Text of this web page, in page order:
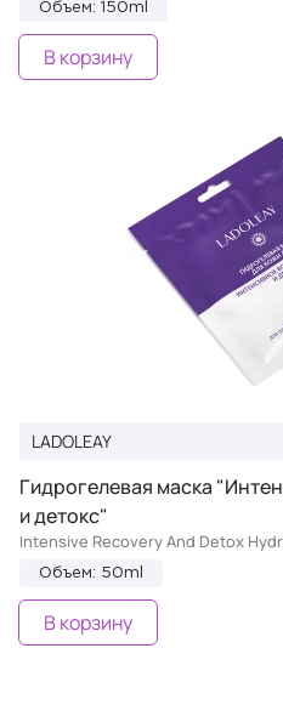
Объем: 150ml
В корзину
LADOLEAY
Гидрогелевая маска
и детокс"
Intensive Recovery And Detox
Объем: 50ml
В корзину